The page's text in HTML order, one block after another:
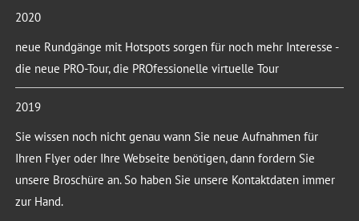
2020
neue Rundgänge mit Hotspots sorgen für noch mehr Interesse -
die neue PRO-Tour, die PROfessionelle virtuelle Tour
2019
Sie wissen noch nicht genau wann Sie neue Aufnahmen für
Ihren Flyer oder Ihre Webseite benötigen, dann fordern Sie
unsere Broschüre an. So haben Sie unsere Kontaktdaten immer
zur Hand.